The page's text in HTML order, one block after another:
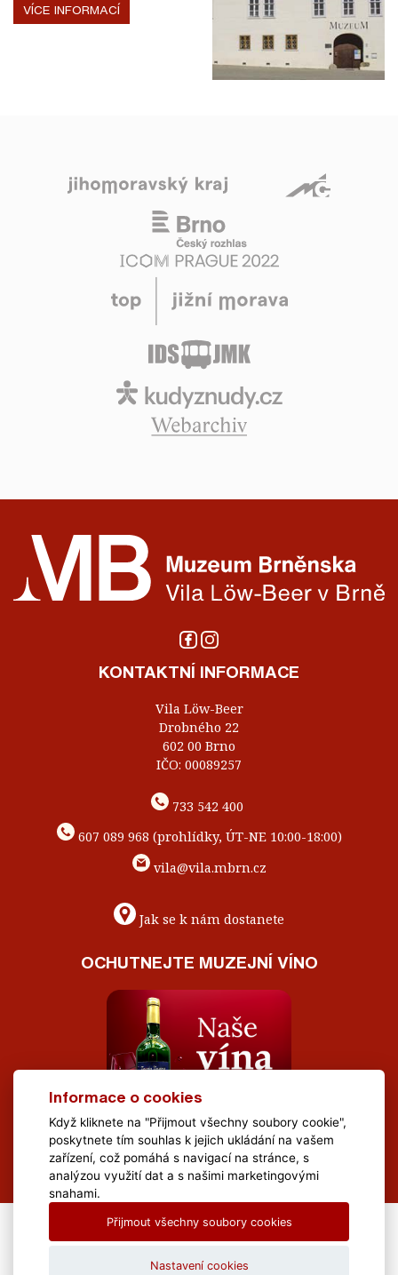
VÍCE INFORMACÍ
KONTAKTNÍ INFORMACE
Vila Löw-Beer
Drobného 22
602 00 Brno
IČO: 00089257
733 542 400
607 089 968 (prohlídky, ÚT-NE 10:00-18:00)
vila@vila.mbrn.cz
Jak se k nám dostanete
OCHUTNEJTE MUZEJNÍ VÍNO
All Rights Reserved Muzeum Brněnska © 2020, Webdesign by
Informace o cookies
Když kliknete na "Přijmout všechny soubory cookie",
poskytnete tím souhlas k jejich ukládání na vašem
zařízení, což pomáhá s navigací na stránce, s
analýzou využití dat a s našimi marketingovými
snahami.
Přijmout všechny soubory cookies
Nastavení cookies